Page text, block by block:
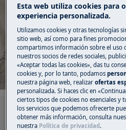
Apoyo para
para
Busca entre nuestros
Esta web utiliza cookies para
experiencia personalizada.
Utilizamos cookies y otras tecnologías
sitio web, así como para fines
compartimos información sobre el uso
nuestros socios de redes sociales,
«Aceptar todas las cookies», das tu
cookies y, por lo tanto, podamos
nuestra página web, realizarofertas
personalizada. Si haces clic en
ciertos tipos de cookies no esenciales y
los servicios que podemos ofrecerte
obtener más información, consulta
nuestra Política de privacidad .